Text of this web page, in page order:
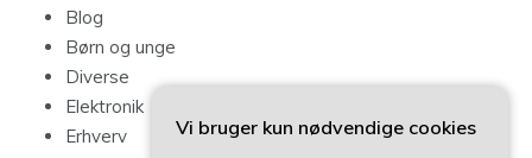
Blog
Børn og unge
Diverse
Elektronik
Erhverv
Vi bruger kun nødvendige cookies